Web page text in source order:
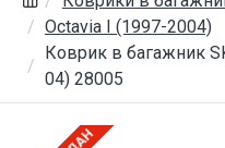
Octavia I (1997-2004)
Коврик в багажник
04) 28005